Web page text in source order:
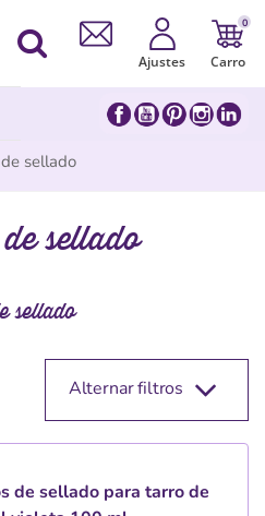
Ajustes
0
Carro
sellado
sellado
sellado
Alternar filtros
de sellado para tarro de